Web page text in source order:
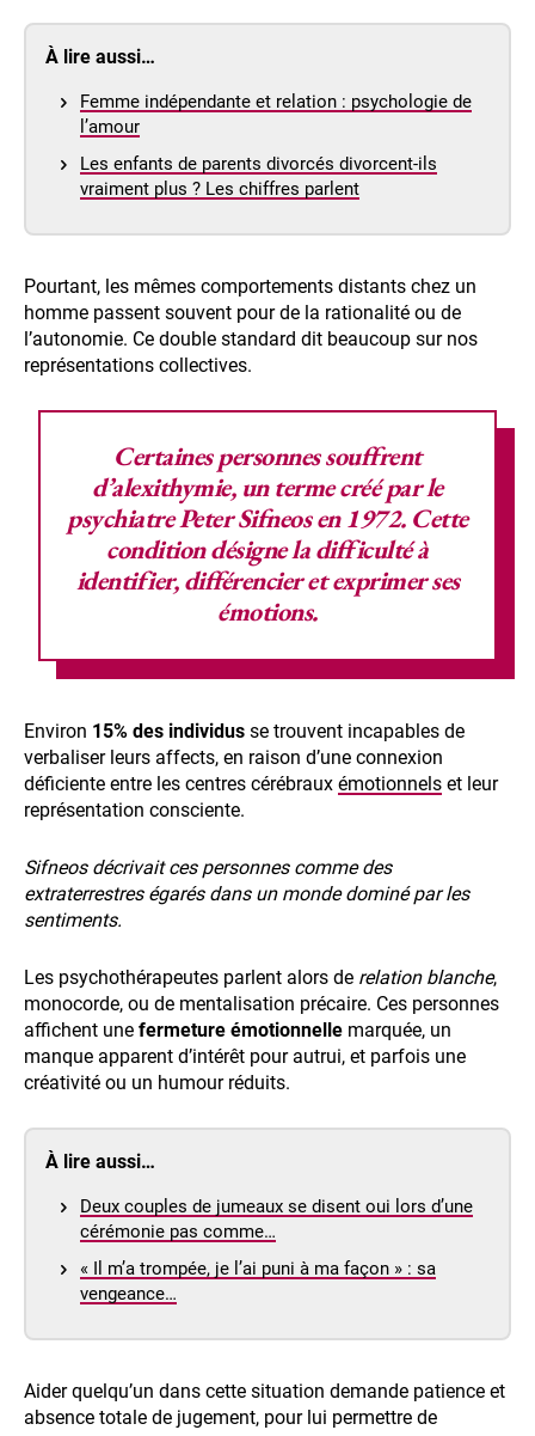
À lire aussi…
Femme indépendante et relation : psychologie de
l’amour
Les enfants de parents divorcés divorcent-ils
vraiment plus ? Les chiffres parlent
Pourtant, les mêmes comportements distants chez un
homme passent souvent pour de la rationalité ou de
l’autonomie. Ce double standard dit beaucoup sur nos
représentations collectives.
Certaines personnes souffrent
d’alexithymie, un terme créé par le
psychiatrePeter Sifneosen 1972. Cette
condition désigne la difficulté à
identifier, différencier et exprimer ses
émotions.
Environ 15% des individus se trouvent incapables de
verbaliser leurs affects, en raison d’une connexion
déficiente entre les centres cérébraux émotionnels et leur
représentation consciente.
Sifneos décrivait ces personnes comme des
extraterrestres égarés dans un monde dominé par les
sentiments.
Les psychothérapeutes parlent alors de relation blanche,
monocorde, ou de mentalisation précaire. Ces personnes
affichent une fermeture émotionnelle marquée, un
manque apparent d’intérêt pour autrui, et parfois une
créativité ou un humour réduits.
À lire aussi…
Deux couples de jumeaux se disent oui lors d’une
cérémonie pas comme…
« Il m’a trompée, je l’ai puni à ma façon » : sa
vengeance…
Aider quelqu’un dans cette situation demande patience et
absence totale de jugement, pour lui permettre de